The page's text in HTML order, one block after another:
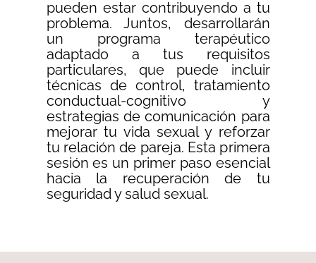
pueden estar contribuyendo a tu
problema. Juntos, desarrollarán
un programa terapéutico
adaptado a tus requisitos
particulares, que puede incluir
técnicas de control, tratamiento
conductual-cognitivo y
estrategias de comunicación para
mejorar tu vida sexual y reforzar
tu relación de pareja. Esta primera
sesión es un primer paso esencial
hacia la recuperación de tu
seguridad y salud sexual.